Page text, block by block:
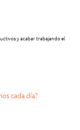
y acabar trabajando el